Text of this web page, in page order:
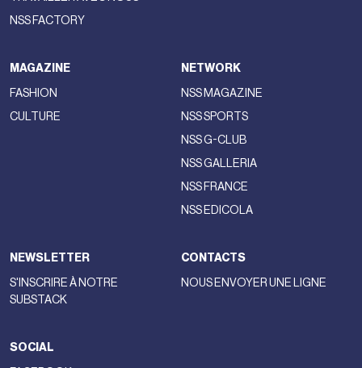
NSS FACTORY
MAGAZINE
FASHION
CULTURE
NETWORK
NSS MAGAZINE
NSS SPORTS
NSS G-CLUB
NSS GALLERIA
NSS FRANCE
NSS EDICOLA
NEWSLETTER
S'INSCRIRE À NOTRE
SUBSTACK
CONTACTS
NOUS ENVOYER UNE LIGNE
SOCIAL